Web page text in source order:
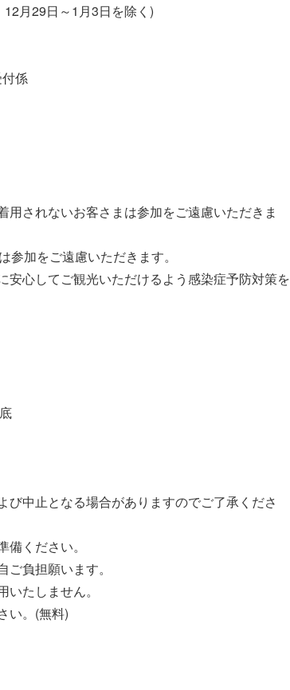
月29日～1月3日を除く)
係
されないお客さまは参加をご遠慮いただきま
加をご遠慮いただきます。
心してご観光いただけるよう感染症予防対策を
中止となる場合がありますのでご了承くださ
ください。
負担願います。
たしません。
い。(無料)